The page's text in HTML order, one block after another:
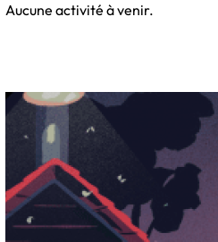
Aucune activité à venir.